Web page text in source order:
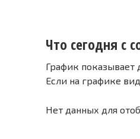
Что сегодня с
График показывает
Если на графике
Нет данных для